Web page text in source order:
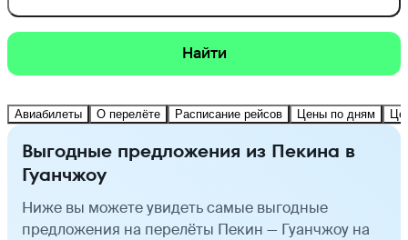
Найти
Авиабилеты О перелёте Расписание рейсов Цены по дням
Выгодные предложения из Пекина в
Гуанчжоу
Ниже вы можете увидеть самые выгодные
предложения на перелёты Пекин — Гуанчжоу на